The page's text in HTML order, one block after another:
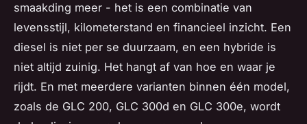
smaakding meer - het is een combinatie van
levensstijl, kilometerstand en financieel inzicht. Een
diesel is niet per se duurzaam, en een hybride is
niet altijd zuinig. Het hangt af van hoe en waar je
rijdt. En met meerdere varianten binnen één model,
zoals de GLC 200, GLC 300d en GLC 300e, wordt